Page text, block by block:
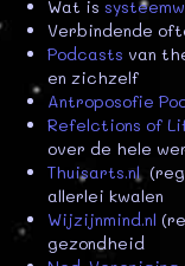
Wat is
Verbindende
Podcasts van
en zichzelf
Antroposofie
Refelctions of
over de hele
Thuisarts.nl
allerlei kwalen
Wijzijnmind.nl
gezondheid